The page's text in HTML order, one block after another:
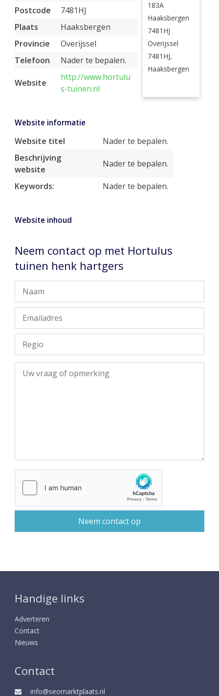
Postcode
7481HJ
Plaats
Haaksbergen
Provincie
Overijssel
Telefoon
Nader te bepalen.
Website
http://www.hortulu
s-tuinen.nl
183A
Haaksbergen
7481HJ
Overijssel
7481HJ,
Haaksbergen
Website informatie
Website titel
Nader te bepalen.
Beschrijving
website
Nader te bepalen.
Keywords: Nader te bepalen.
Website inhoud
Neem contact op met Hortulus
tuinen henk hartgers
Handige links
Adverteren
Contact
Nieuws
Contact
info@seomarktplaats.nl